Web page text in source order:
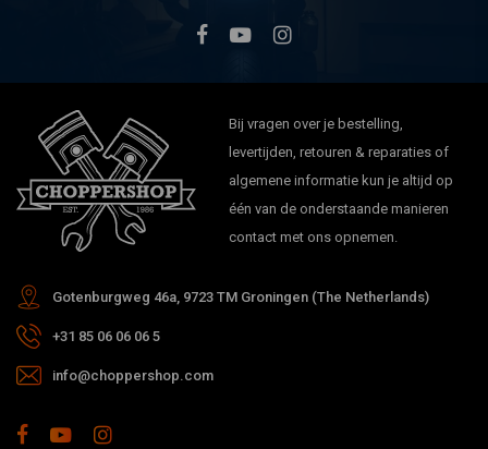
Bij vragen over je bestelling,
levertijden, retouren & reparaties of
algemene informatie kun je altijd op
één van de onderstaande manieren
contact met ons opnemen.
Gotenburgweg 46a, 9723 TM Groningen (The Netherlands)
+31 85 06 06 06 5
info@choppershop.com